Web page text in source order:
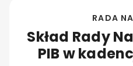
RADA
Skład Rady
PIB w